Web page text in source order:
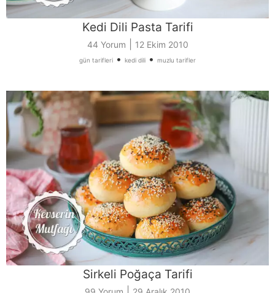
Kedi Dili Pasta Tarifi
44 Yorum 12 Ekim 2010
gün tarifleri • kedi dili • muzlu tarifler
Sirkeli Poğaça Tarifi